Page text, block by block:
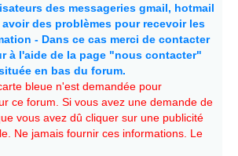
des messageries gmail, hotmail
des problèmes pour recevoir les
- Dans ce cas merci de contacter
à l'aide de la page "nous contacter"
en bas du forum.
bleue n'est demandée pour
ce forum. Si vous avez une demande de
vous avez dû cliquer sur une publicité
Ne jamais fournir ces informations. Le